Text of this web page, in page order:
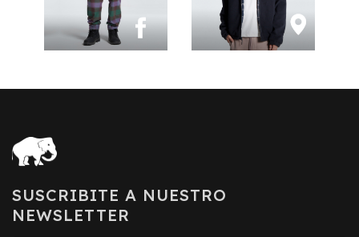
SUSCRIBITE A NUESTRO
NEWSLETTER